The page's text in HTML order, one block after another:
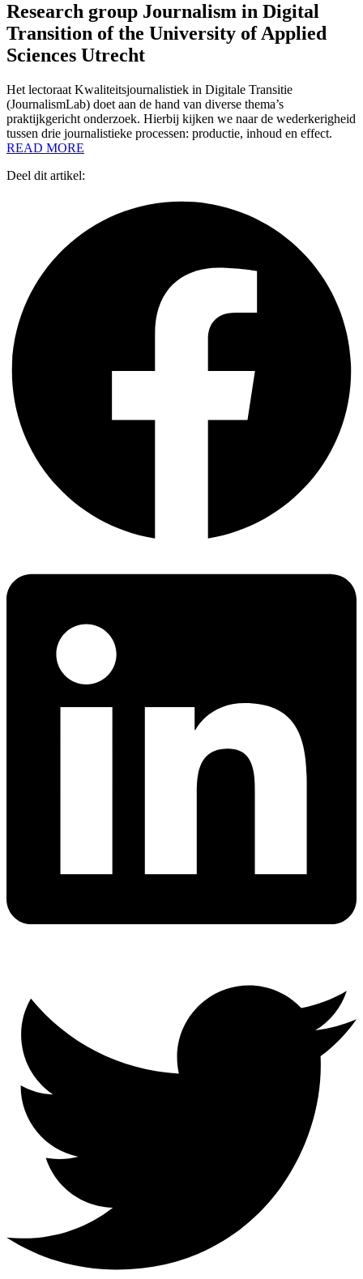
Research group Journalism in Digital
Transition of the University of Applied
Sciences Utrecht
Het lectoraat Kwaliteitsjournalistiek in Digitale Transitie
(JournalismLab) doet aan de hand van diverse thema’s
praktijkgericht onderzoek. Hierbij kijken we naar de wederkerigheid
tussen drie journalistieke processen: productie, inhoud en effect.
READ MORE
Deel dit artikel: